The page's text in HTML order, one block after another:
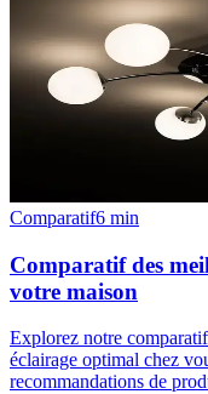
Comparatif6 min
Comparatif des
votre maison
Explorez notre
éclairage optimal chez
recommandations de